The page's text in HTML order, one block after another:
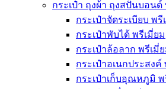
กระเป๋า ถุงผ้า ถุงสปันบอนด์
กระเป๋าจัดระเบียบ พรี
กระเป๋าพับได้ พรีเมี่ยม
กระเป๋าล้อลาก พรีเมี่
กระเป๋าอเนกประสงค์
กระเป๋าเก็บอุณหภูมิ พ